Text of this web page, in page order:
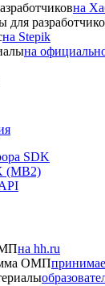
на
для
на Stepik
на
SDK
(MB2)
на hh.ru
ОМП